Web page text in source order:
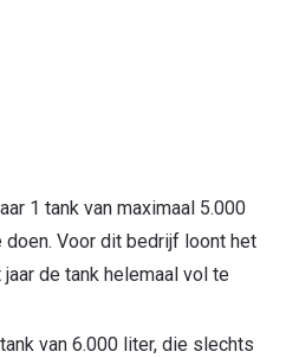
1 tank van maximaal 5.000
Voor dit bedrijf loont het
de tank helemaal vol te
van 6.000 liter, die slechts